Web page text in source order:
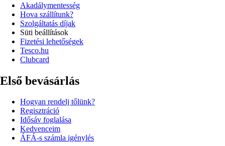
Akadálymentesség
Hova szállítunk?
Szolgáltatás díjak
Süti beállítások
Fizetési lehetőségek
Tesco.hu
Clubcard
Első bevásárlás
Hogyan rendelj tőlünk?
Regisztráció
Idősáv foglalása
Kedvenceim
ÁFÁ-s számla igénylés